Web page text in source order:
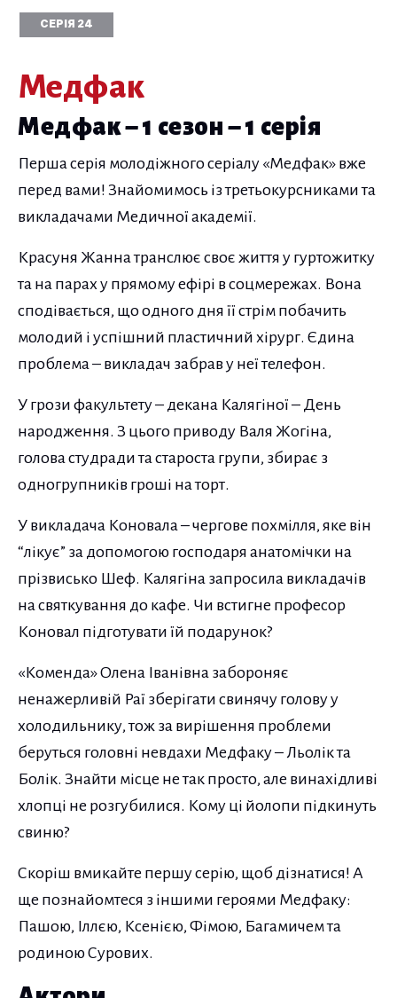
СЕРІЯ 24
Медфак
Медфак – 1 сезон – 1 серія
Перша серія молодіжного серіалу «Медфак» вже
перед вами! Знайомимось із третьокурсниками та
викладачами Медичної академії.
Красуня Жанна транслює своє життя у гуртожитку
та на парах у прямому ефірі в соцмережах. Вона
сподівається, що одного дня її стрім побачить
молодий і успішний пластичний хірург. Єдина
проблема – викладач забрав у неї телефон.
У грози факультету – декана Калягіної – День
народження. З цього приводу Валя Жогіна,
голова студради та староста групи, збирає з
одногрупників гроші на торт.
У викладача Коновала – чергове похмілля, яке він
“лікує” за допомогою господаря анатомічки на
прізвисько Шеф. Калягіна запросила викладачів
на святкування до кафе. Чи встигне професор
Коновал підготувати їй подарунок?
«Коменда» Олена Іванівна забороняє
ненажерливій Раї зберігати свинячу голову у
холодильнику, тож за вирішення проблеми
беруться головні невдахи Медфаку – Льолік та
Болік. Знайти місце не так просто, але винахідливі
хлопці не розгубилися. Кому ці йолопи підкинуть
свиню?
Скоріш вмикайте першу серію, щоб дізнатися! А
ще познайомтеся з іншими героями Медфаку:
Пашою, Іллєю, Ксенією, Фімою, Багамичем та
родиною Сурових.